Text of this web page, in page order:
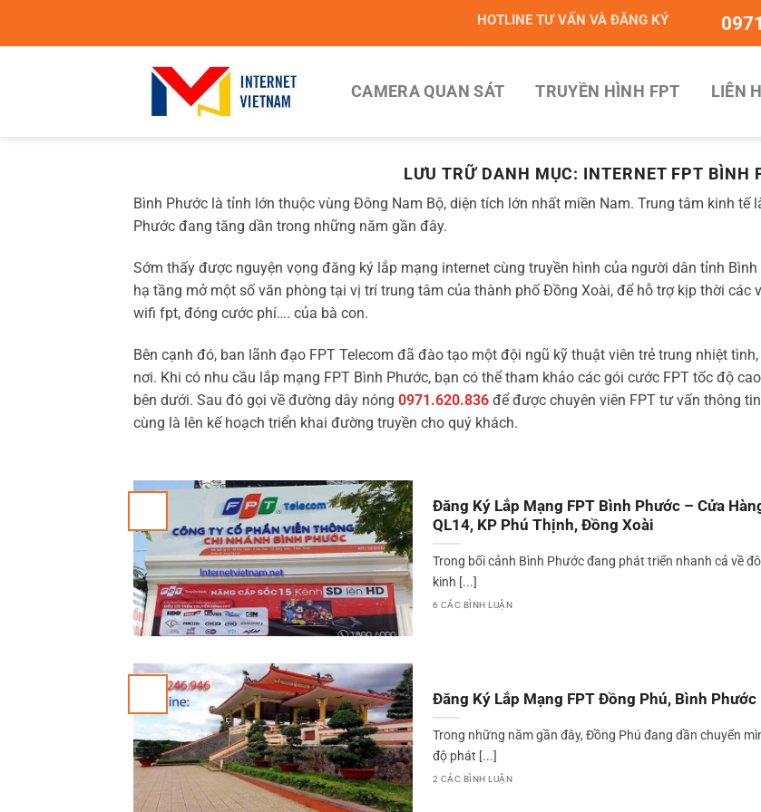
HOTLINE TƯ VẤN VÀ ĐĂNG KÝ
CAMERA QUAN SÁT TRUYỀN HÌNH FPT LIÊN
LƯU TRỮ DANH MỤC: INTERNET FPT BÌNH
Bình Phước là tỉnh lớn thuộc vùng Đông Nam Bộ, diện tích lớn nhất miền Nam. Trung tâm kinh tế
Phước đang tăng dần trong những năm gần đây.
Sớm thấy được nguyện vọng đăng ký lắp mạng internet cùng truyền hình của người dân tỉnh
hạ tầng mở một số văn phòng tại vị trí trung tâm của thành phố Đồng Xoài, để hỗ trợ kịp thời các
wifi fpt, đóng cước phí…. của bà con.
Bên cạnh đó, ban lãnh đạo FPT Telecom đã đào tạo một đội ngũ kỹ thuật viên trẻ trung nhiệt
nơi. Khi có nhu cầu lắp mạng FPT Bình Phước, bạn có thể tham khảo các gói cước FPT tốc độ
bên dưới. Sau đó gọi về đường dây nóng 0971.620.836 để được chuyên viên FPT tư vấn thông
cùng là lên kế hoạch triển khai đường truyền cho quý khách.
Đăng Ký Lắp Mạng FPT Bình Phước – Cửa
QL14, KP Phú Thịnh, Đồng Xoài
Trong bối cảnh Bình Phước đang phát triển nhanh cả về
kinh [...]
6 CÁC BÌNH LUẬN
Đăng Ký Lắp Mạng FPT Đồng Phú, Bình Phước
Trong những năm gần đây, Đồng Phú đang dần chuyển
độ phát [...]
2 CÁC BÌNH LUẬN